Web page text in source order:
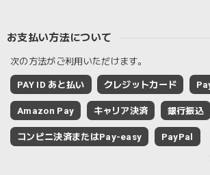
お支払い方法について
次の方法がご利用いただけます。
PAY ID あと払い クレジットカード
Amazon Pay キャリア決済 銀行振込
コンビニ決済またはPay-easy PayPal